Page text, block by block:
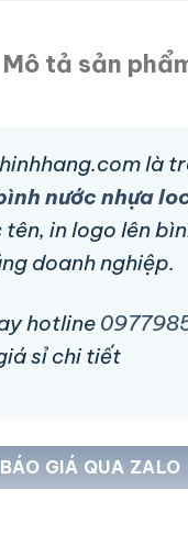
Mô tả sản
là
nước nhựa
tên, in logo lên
doanh nghiệp.
hotline
sỉ chi tiết
BÁO GIÁ QUA ZALO